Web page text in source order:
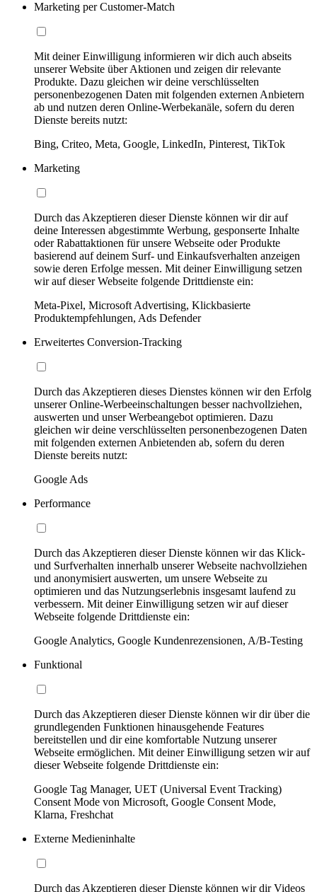
Marketing per Customer-Match
Mit deiner Einwilligung informieren wir dich auch abseits
unserer Website über Aktionen und zeigen dir relevante
Produkte. Dazu gleichen wir deine verschlüsselten
personenbezogenen Daten mit folgenden externen Anbietern
ab und nutzen deren Online-Werbekanäle, sofern du deren
Dienste bereits nutzt:
Bing, Criteo, Meta, Google, LinkedIn, Pinterest, TikTok
Marketing
Durch das Akzeptieren dieser Dienste können wir dir auf
deine Interessen abgestimmte Werbung, gesponserte Inhalte
oder Rabattaktionen für unsere Webseite oder Produkte
basierend auf deinem Surf- und Einkaufsverhalten anzeigen
sowie deren Erfolge messen. Mit deiner Einwilligung setzen
wir auf dieser Webseite folgende Drittdienste ein:
Meta-Pixel, Microsoft Advertising, Klickbasierte
Produktempfehlungen, Ads Defender
Erweitertes Conversion-Tracking
Durch das Akzeptieren dieses Dienstes können wir den Erfolg
unserer Online-Werbeeinschaltungen besser nachvollziehen,
auswerten und unser Werbeangebot optimieren. Dazu
gleichen wir deine verschlüsselten personenbezogenen Daten
mit folgenden externen Anbietenden ab, sofern du deren
Dienste bereits nutzt:
Google Ads
Performance
Durch das Akzeptieren dieser Dienste können wir das Klick-
und Surfverhalten innerhalb unserer Webseite nachvollziehen
und anonymisiert auswerten, um unsere Webseite zu
optimieren und das Nutzungserlebnis insgesamt laufend zu
verbessern. Mit deiner Einwilligung setzen wir auf dieser
Webseite folgende Drittdienste ein:
Google Analytics, Google Kundenrezensionen, A/B-Testing
Funktional
Durch das Akzeptieren dieser Dienste können wir dir über die
grundlegenden Funktionen hinausgehende Features
bereitstellen und dir eine komfortable Nutzung unserer
Webseite ermöglichen. Mit deiner Einwilligung setzen wir auf
dieser Webseite folgende Drittdienste ein:
Google Tag Manager, UET (Universal Event Tracking)
Consent Mode von Microsoft, Google Consent Mode,
Klarna, Freshchat
Externe Medieninhalte
Durch das Akzeptieren dieser Dienste können wir dir Videos